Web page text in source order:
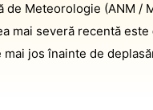
de Meteorologie (ANM /
mai severă recentă este
mai jos înainte de